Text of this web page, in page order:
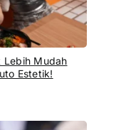
Lebih Mudah
Estetik!